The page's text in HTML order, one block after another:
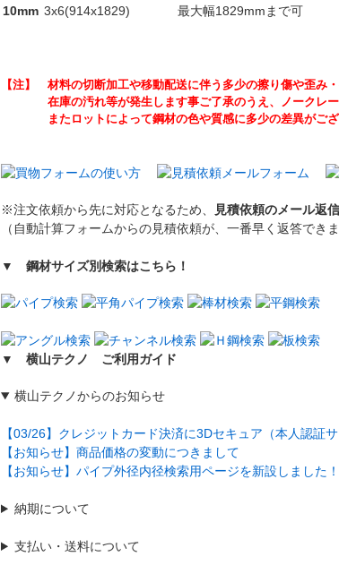
10mm 3x6(914x1829)
最大幅1829mmまで可
【注】 材料の切断加工や移動配送に伴う多少の擦り傷や歪み・
在庫の汚れ等が発生します事ご了承のうえ、ノークレーム
またロットによって鋼材の色や質感に多少の差異がござ
※注文依頼から先に対応となるため、
見積依頼のメール返
（自動計算フォームからの見積依頼が、一番早く返答できま
▼ 鋼材サイズ別検索はこちら！
▼ 横山テクノ ご利用ガイド
横山テクノからのお知らせ
【03/26】クレジットカード決済に3Dセキュア（本人認証
【お知らせ】商品価格の変動につきまして
【お知らせ】パイプ外径内径検索用ページを新設しました！
納期について
支払い・送料について